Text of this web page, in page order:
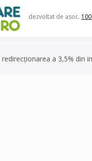
dezvoltat de asoc.
a 3,5% din